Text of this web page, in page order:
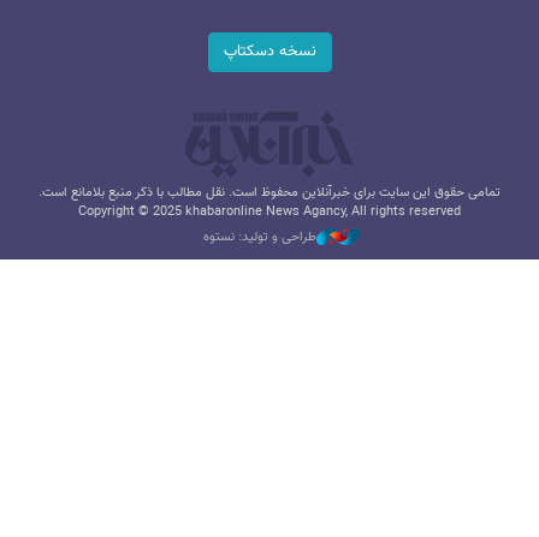
نسخه دسکتاپ
تمامی حقوق این سایت برای خبرآنلاین محفوظ است. نقل مطالب با ذکر منبع بلامانع است.
Copyright © 2025 khabaronline News Agancy, All rights reserved
طراحی و تولید: نستوه